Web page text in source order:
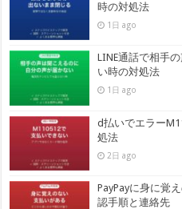
時の対処法
1日 ago
LINE通話で相手
い時の対処法
1日 ago
d払いでエラー
処法
2日 ago
PayPayに身に覚
認手順と連絡先